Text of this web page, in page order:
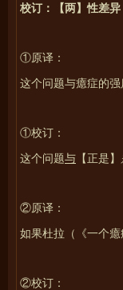
校订：【两】性差异
①原译：
这个问题与癔症的强
①校订：
这个问题与 【正是】
②原译：
如果杜拉（《一个癔
②校订：